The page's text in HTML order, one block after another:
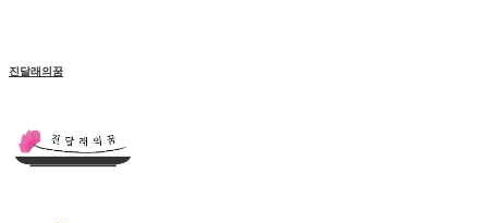
진달래의꿈